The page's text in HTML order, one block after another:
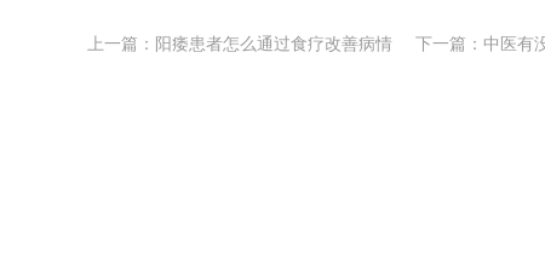
上一篇： 阳痿患者怎么通过食疗改善病情 下一篇： 中医有